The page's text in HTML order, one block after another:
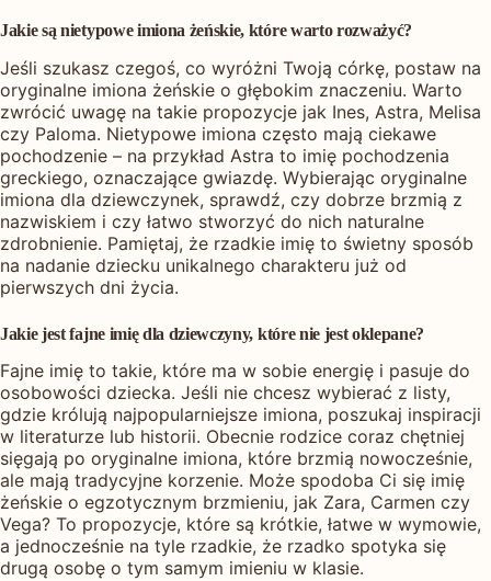
Jakie są nietypowe imiona żeńskie, które warto rozważyć?
Jeśli szukasz czegoś, co wyróżni Twoją córkę, postaw na
oryginalne imiona żeńskie o głębokim znaczeniu. Warto
zwrócić uwagę na takie propozycje jak Ines, Astra, Melisa
czy Paloma. Nietypowe imiona często mają ciekawe
pochodzenie – na przykład Astra to imię pochodzenia
greckiego, oznaczające gwiazdę. Wybierając oryginalne
imiona dla dziewczynek, sprawdź, czy dobrze brzmią z
nazwiskiem i czy łatwo stworzyć do nich naturalne
zdrobnienie. Pamiętaj, że rzadkie imię to świetny sposób
na nadanie dziecku unikalnego charakteru już od
pierwszych dni życia.
Jakie jest fajne imię dla dziewczyny, które nie jest oklepane?
Fajne imię to takie, które ma w sobie energię i pasuje do
osobowości dziecka. Jeśli nie chcesz wybierać z listy,
gdzie królują najpopularniejsze imiona, poszukaj inspiracji
w literaturze lub historii. Obecnie rodzice coraz chętniej
sięgają po oryginalne imiona, które brzmią nowocześnie,
ale mają tradycyjne korzenie. Może spodoba Ci się imię
żeńskie o egzotycznym brzmieniu, jak Zara, Carmen czy
Vega? To propozycje, które są krótkie, łatwe w wymowie,
a jednocześnie na tyle rzadkie, że rzadko spotyka się
drugą osobę o tym samym imieniu w klasie.